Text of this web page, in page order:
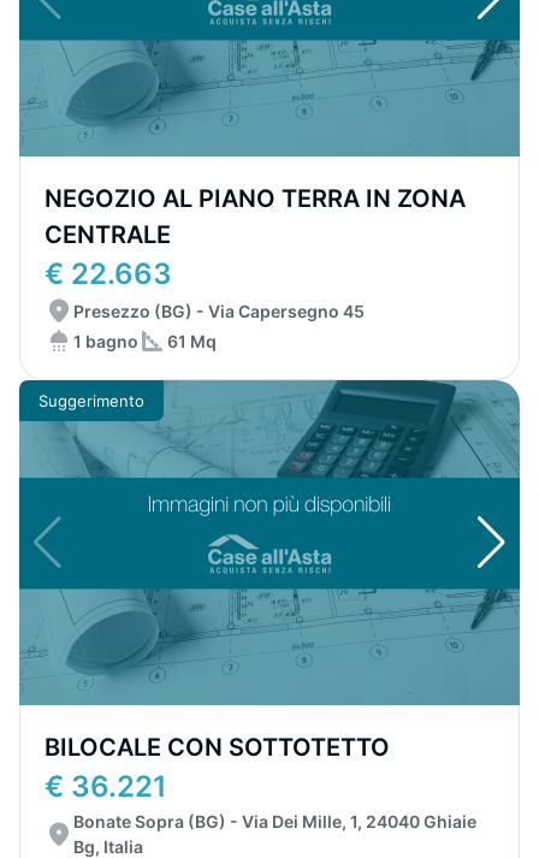
NEGOZIO AL PIANO TERRA IN ZONA
CENTRALE
€ 22.663
Presezzo (BG) - Via Capersegno 45
1 bagno
61 Mq
Suggerimento
BILOCALE CON SOTTOTETTO
€ 36.221
Bonate Sopra (BG) - Via Dei Mille, 1, 24040 Ghiaie
Bg, Italia